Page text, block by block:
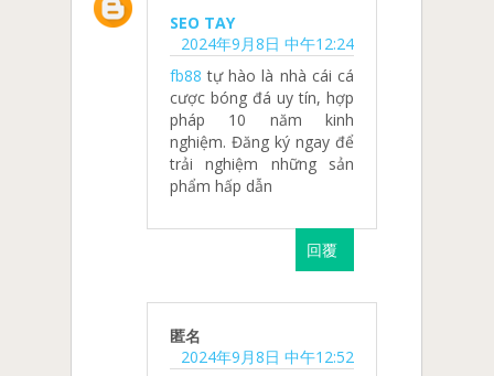
SEO TAY
2024年9月8日 中午12:24
fb88 tự hào là nhà cái cá
cược bóng đá uy tín, hợp
pháp 10 năm kinh
nghiệm. Đăng ký ngay để
trải nghiệm những sản
phẩm hấp dẫn
回覆
匿名
2024年9月8日 中午12:52